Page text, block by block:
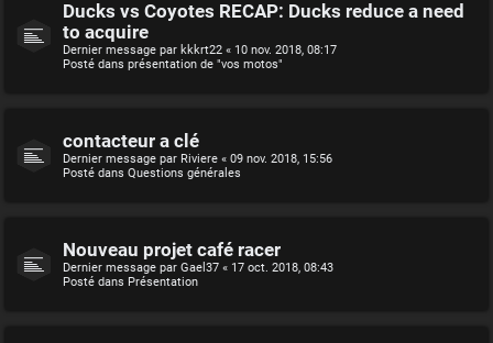
Ducks vs Coyotes RECAP: Ducks reduce a need
to acquire
Dernier message par kkkrt22 « 10 nov. 2018, 08:17
Posté dans présentation de "vos motos"
contacteur a clé
Dernier message par Riviere « 09 nov. 2018, 15:56
Posté dans Questions générales
Nouveau projet café racer
Dernier message par Gael37 « 17 oct. 2018, 08:43
Posté dans Présentation